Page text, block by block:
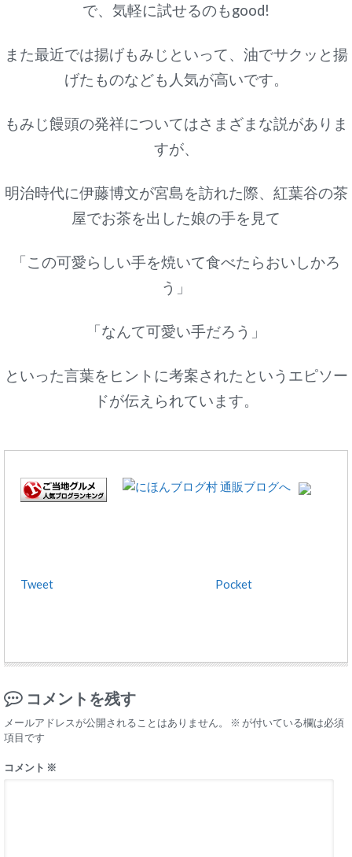
で、気軽に試せるのもgood!
また最近では揚げもみじといって、油でサクッと揚
げたものなども人気が高いです。
もみじ饅頭の発祥についてはさまざまな説がありま
すが、
明治時代に伊藤博文が宮島を訪れた際、紅葉谷の茶
屋でお茶を出した娘の手を見て
「この可愛らしい手を焼いて食べたらおいしかろ
う」
「なんて可愛い手だろう」
といった言葉をヒントに考案されたというエピソー
ドが伝えられています。
Tweet Pocket
コメントを残す
メールアドレスが公開されることはありません。 ※ が付いている欄は必須
項目です
コメント ※